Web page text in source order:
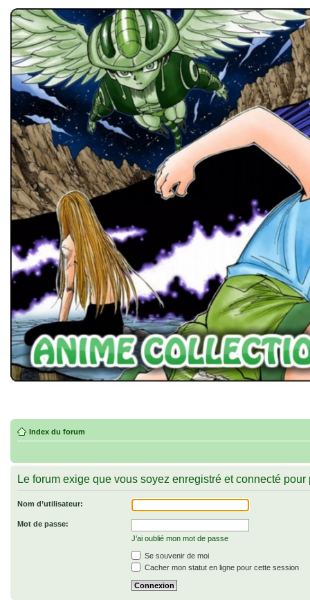
Index du forum
Le forum exige que vous soyez enregistré et connecté
Nom d’utilisateur:
Mot de passe:
J’ai oublié mon mot de passe
Se souvenir de moi
Cacher mon statut en ligne pour cette session